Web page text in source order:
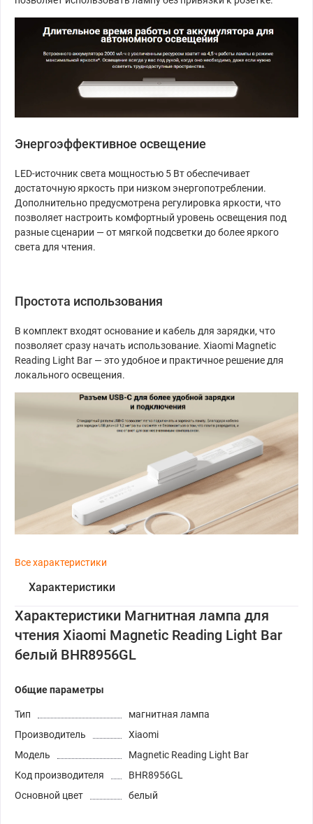
Энергоэффективное освещение
LED-источник света мощностью 5 Вт обеспечивает
достаточную яркость при низком энергопотреблении.
Дополнительно предусмотрена регулировка яркости, что
позволяет настроить комфортный уровень освещения под
разные сценарии — от мягкой подсветки до более яркого
света для чтения.
Простота использования
В комплект входят основание и кабель для зарядки, что
позволяет сразу начать использование. Xiaomi Magnetic
Reading Light Bar — это удобное и практичное решение для
локального освещения.
Все характеристики
Характеристики
Характеристики Магнитная лампа для
чтения Xiaomi Magnetic Reading Light Bar
белый BHR8956GL
Общие параметры
Тип
магнитная лампа
Производитель
Xiaomi
Модель
Magnetic Reading Light Bar
Код производителя
BHR8956GL
Основной цвет
белый